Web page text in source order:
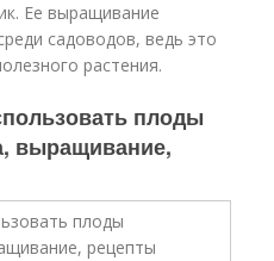
Ее выращивание
садоводов, ведь это
растения.
плоды
выращивание,